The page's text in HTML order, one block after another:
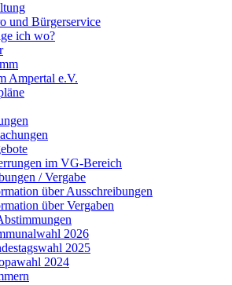
und Bürgerservice
ich wo?
Ampertal e.V.
im VG-Bereich
/ Vergabe
über Ausschreibungen
über Vergaben
2026
2025
2024